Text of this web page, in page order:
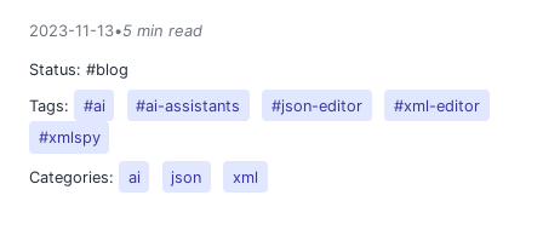
2023-11-13•5 min read
Status: #blog
Tags:
#ai #ai-assistants #json-editor
#xml-editor
#xmlspy
Categories: ai json xml